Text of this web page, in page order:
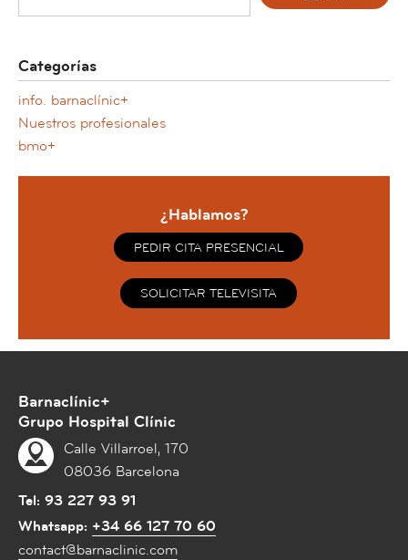
Categorías
info. barnaclínic+
Nuestros profesionales
bmo+
¿Hablamos?
PEDIR CITA PRESENCIAL
SOLICITAR TELEVISITA
Barnaclínic+
Grupo Hospital Clínic
Calle Villarroel, 170
08036 Barcelona
Tel: 93 227 93 91
Whatsapp: +34 66 127 70 60
contact@barnaclinic.com